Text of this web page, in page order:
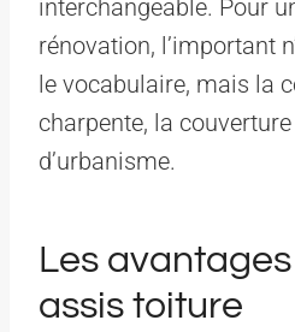
interchangeable. Pour
rénovation, l’important
le vocabulaire, mais la
charpente, la
d’urbanisme.
Les
assis toiture